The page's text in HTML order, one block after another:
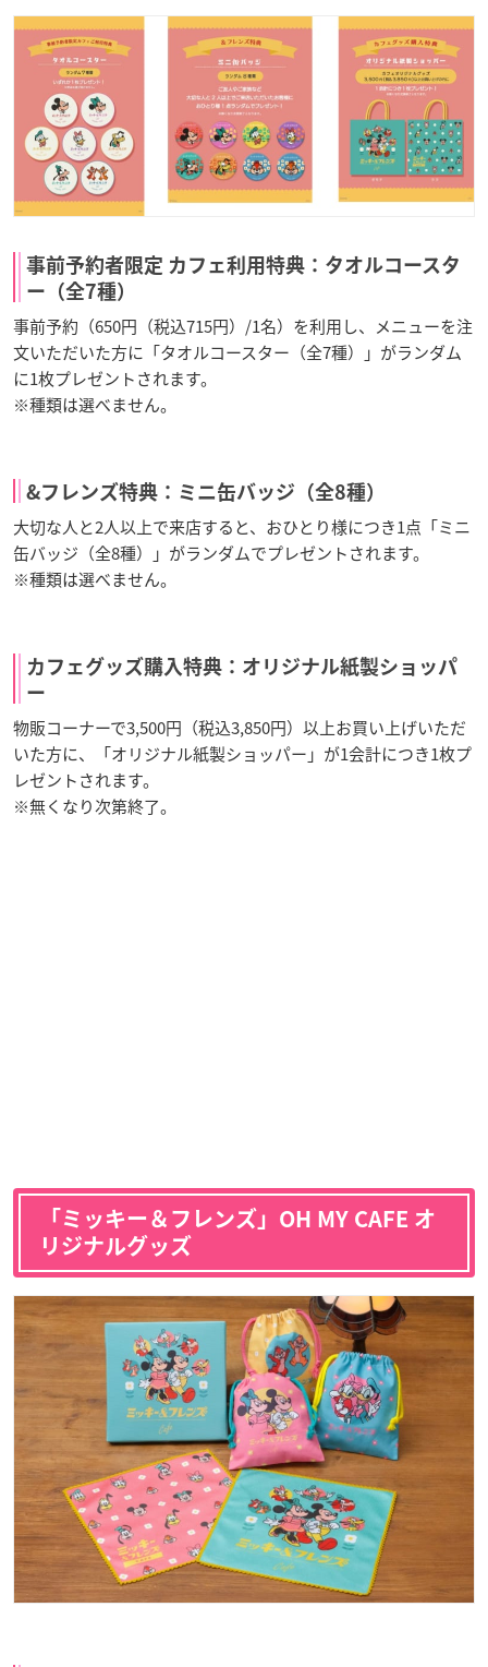
事前予約者限定 カフェ利用特典：タオルコースタ
ー（全7種）
事前予約（650円（税込715円）/1名）を利用し、メニューを注
文いただいた方に「タオルコースター（全7種）」がランダム
に1枚プレゼントされます。
※種類は選べません。
&フレンズ特典：ミニ缶バッジ（全8種）
大切な人と2人以上で来店すると、おひとり様につき1点「ミニ
缶バッジ（全8種）」がランダムでプレゼントされます。
※種類は選べません。
カフェグッズ購入特典：オリジナル紙製ショッパ
ー
物販コーナーで3,500円（税込3,850円）以上お買い上げいただ
いた方に、「オリジナル紙製ショッパー」が1会計につき1枚プ
レゼントされます。
※無くなり次第終了。
「ミッキー＆フレンズ」OH MY CAFE オ
リジナルグッズ